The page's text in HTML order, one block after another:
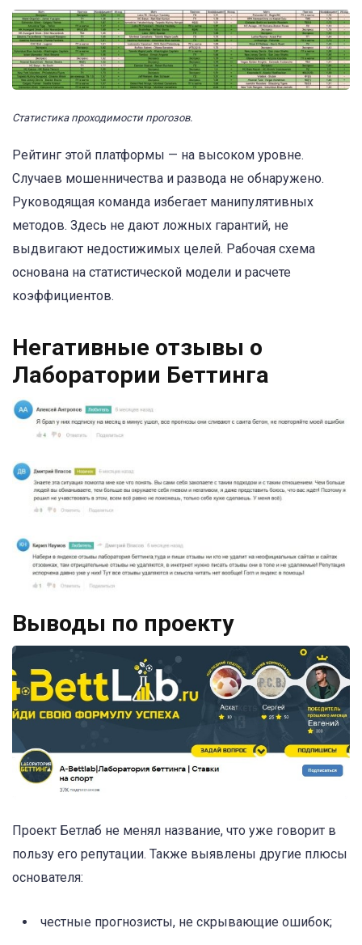
Статистика проходимости прогозов.
Рейтинг этой платформы — на высоком уровне.
Случаев мошенничества и развода не обнаружено.
Руководящая команда избегает манипулятивных
методов. Здесь не дают ложных гарантий, не
выдвигают недостижимых целей. Рабочая схема
основана на статистической модели и расчете
коэффициентов.
Негативные отзывы о
Лаборатории Беттинга
Выводы по проекту
Проект Бетлаб не менял название, что уже говорит в
пользу его репутации. Также выявлены другие плюсы
основателя:
честные прогнозисты, не скрывающие ошибок;